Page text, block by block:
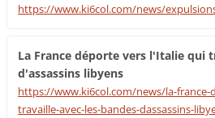
https://www.ki6col.com/news/
La France déporte vers l'Italie qui
d'assassins libyens
https://www.ki6col.com/news/la-france-
travaille-avec-les-bandes-dassassins-